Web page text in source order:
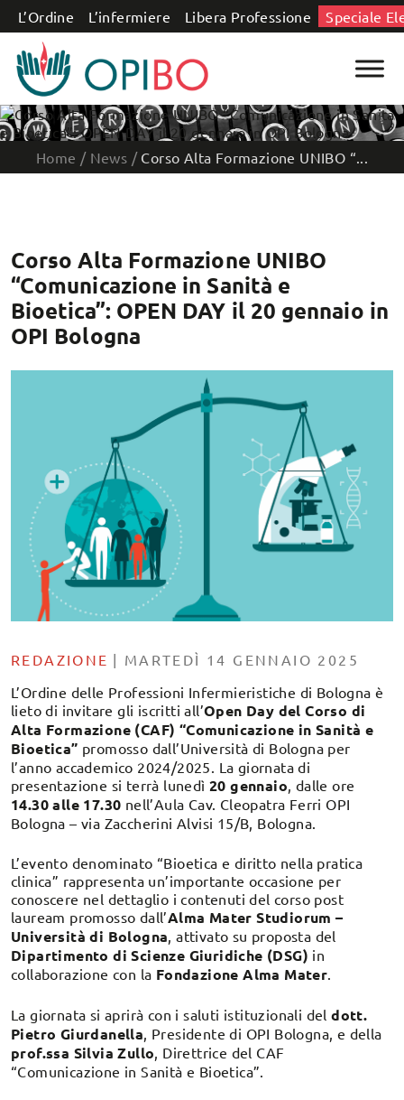
Salta al contenuto
L’Ordine L’infermiere Libera Professione Speciale
Home / News / Corso Alta Formazione UNIBO “...
Corso Alta Formazione UNIBO
“Comunicazione in Sanità e
Bioetica”: OPEN DAY il 20 gennaio in
OPI Bologna
REDAZIONE | MARTEDÌ 14 GENNAIO 2025
L’Ordine delle Professioni Infermieristiche di Bologna è
lieto di invitare gli iscritti all’Open Day del Corso di
Alta Formazione (CAF) “Comunicazione in Sanità e
Bioetica” promosso dall’Università di Bologna per
l’anno accademico 2024/2025. La giornata di
presentazione si terrà lunedì 20 gennaio , dalle ore
14.30 alle 17.30 nell’Aula Cav. Cleopatra Ferri OPI
Bologna – via Zaccherini Alvisi 15/B, Bologna.
L’evento denominato “Bioetica e diritto nella pratica
clinica” rappresenta un’importante occasione per
conoscere nel dettaglio i contenuti del corso post
lauream promosso dall’Alma Mater Studiorum –
Università di Bologna , attivato su proposta del
Dipartimento di Scienze Giuridiche (DSG) in
collaborazione con la Fondazione Alma Mater
La giornata si aprirà con i saluti istituzionali deldott.
Pietro Giurdanella , Presidente di OPI Bologna, e della
prof.ssa Silvia Zullo , Direttrice del CAF
“Comunicazione in Sanità e Bioetica”.